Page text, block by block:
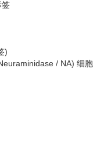
签
)
/ NA) 细